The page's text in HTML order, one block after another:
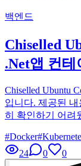
백엔드
Chiselled
.Net앱 컨테
Chiselled Ubuntu
입니다. 제공된
히 확인하기 어려
#Docker#
24
0 0